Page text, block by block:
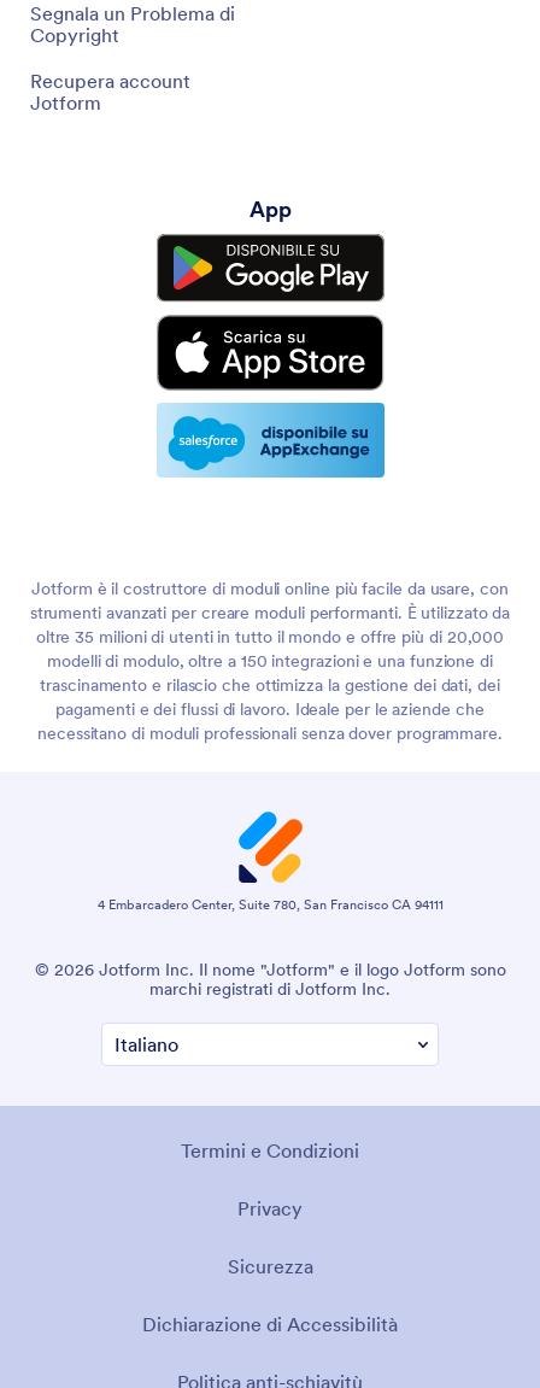
Segnala un Problema di
Copyright
Recupera account
Jotform
App
Jotform è il costruttore di moduli online più facile da usare, con
strumenti avanzati per creare moduli performanti. È utilizzato da
oltre 35 milioni di utenti in tutto il mondo e offre più di 20,000
modelli di modulo, oltre a 150 integrazioni e una funzione di
trascinamento e rilascio che ottimizza la gestione dei dati, dei
pagamenti e dei flussi di lavoro. Ideale per le aziende che
necessitano di moduli professionali senza dover programmare.
4 Embarcadero Center, Suite 780, San Francisco CA 94111
© 2026 Jotform Inc. Il nome "Jotform" e il logo Jotform sono
marchi registrati di Jotform Inc.
Termini e Condizioni
Privacy
Sicurezza
Dichiarazione di Accessibilità
Politica anti-schiavitù